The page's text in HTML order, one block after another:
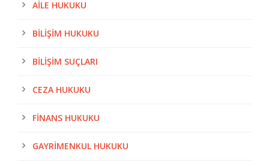
AILE HUKUKU
BILIŞIM HUKUKU
BILIŞIM SUÇLARI
CEZA HUKUKU
FINANS HUKUKU
GAYRIMENKUL HUKUKU